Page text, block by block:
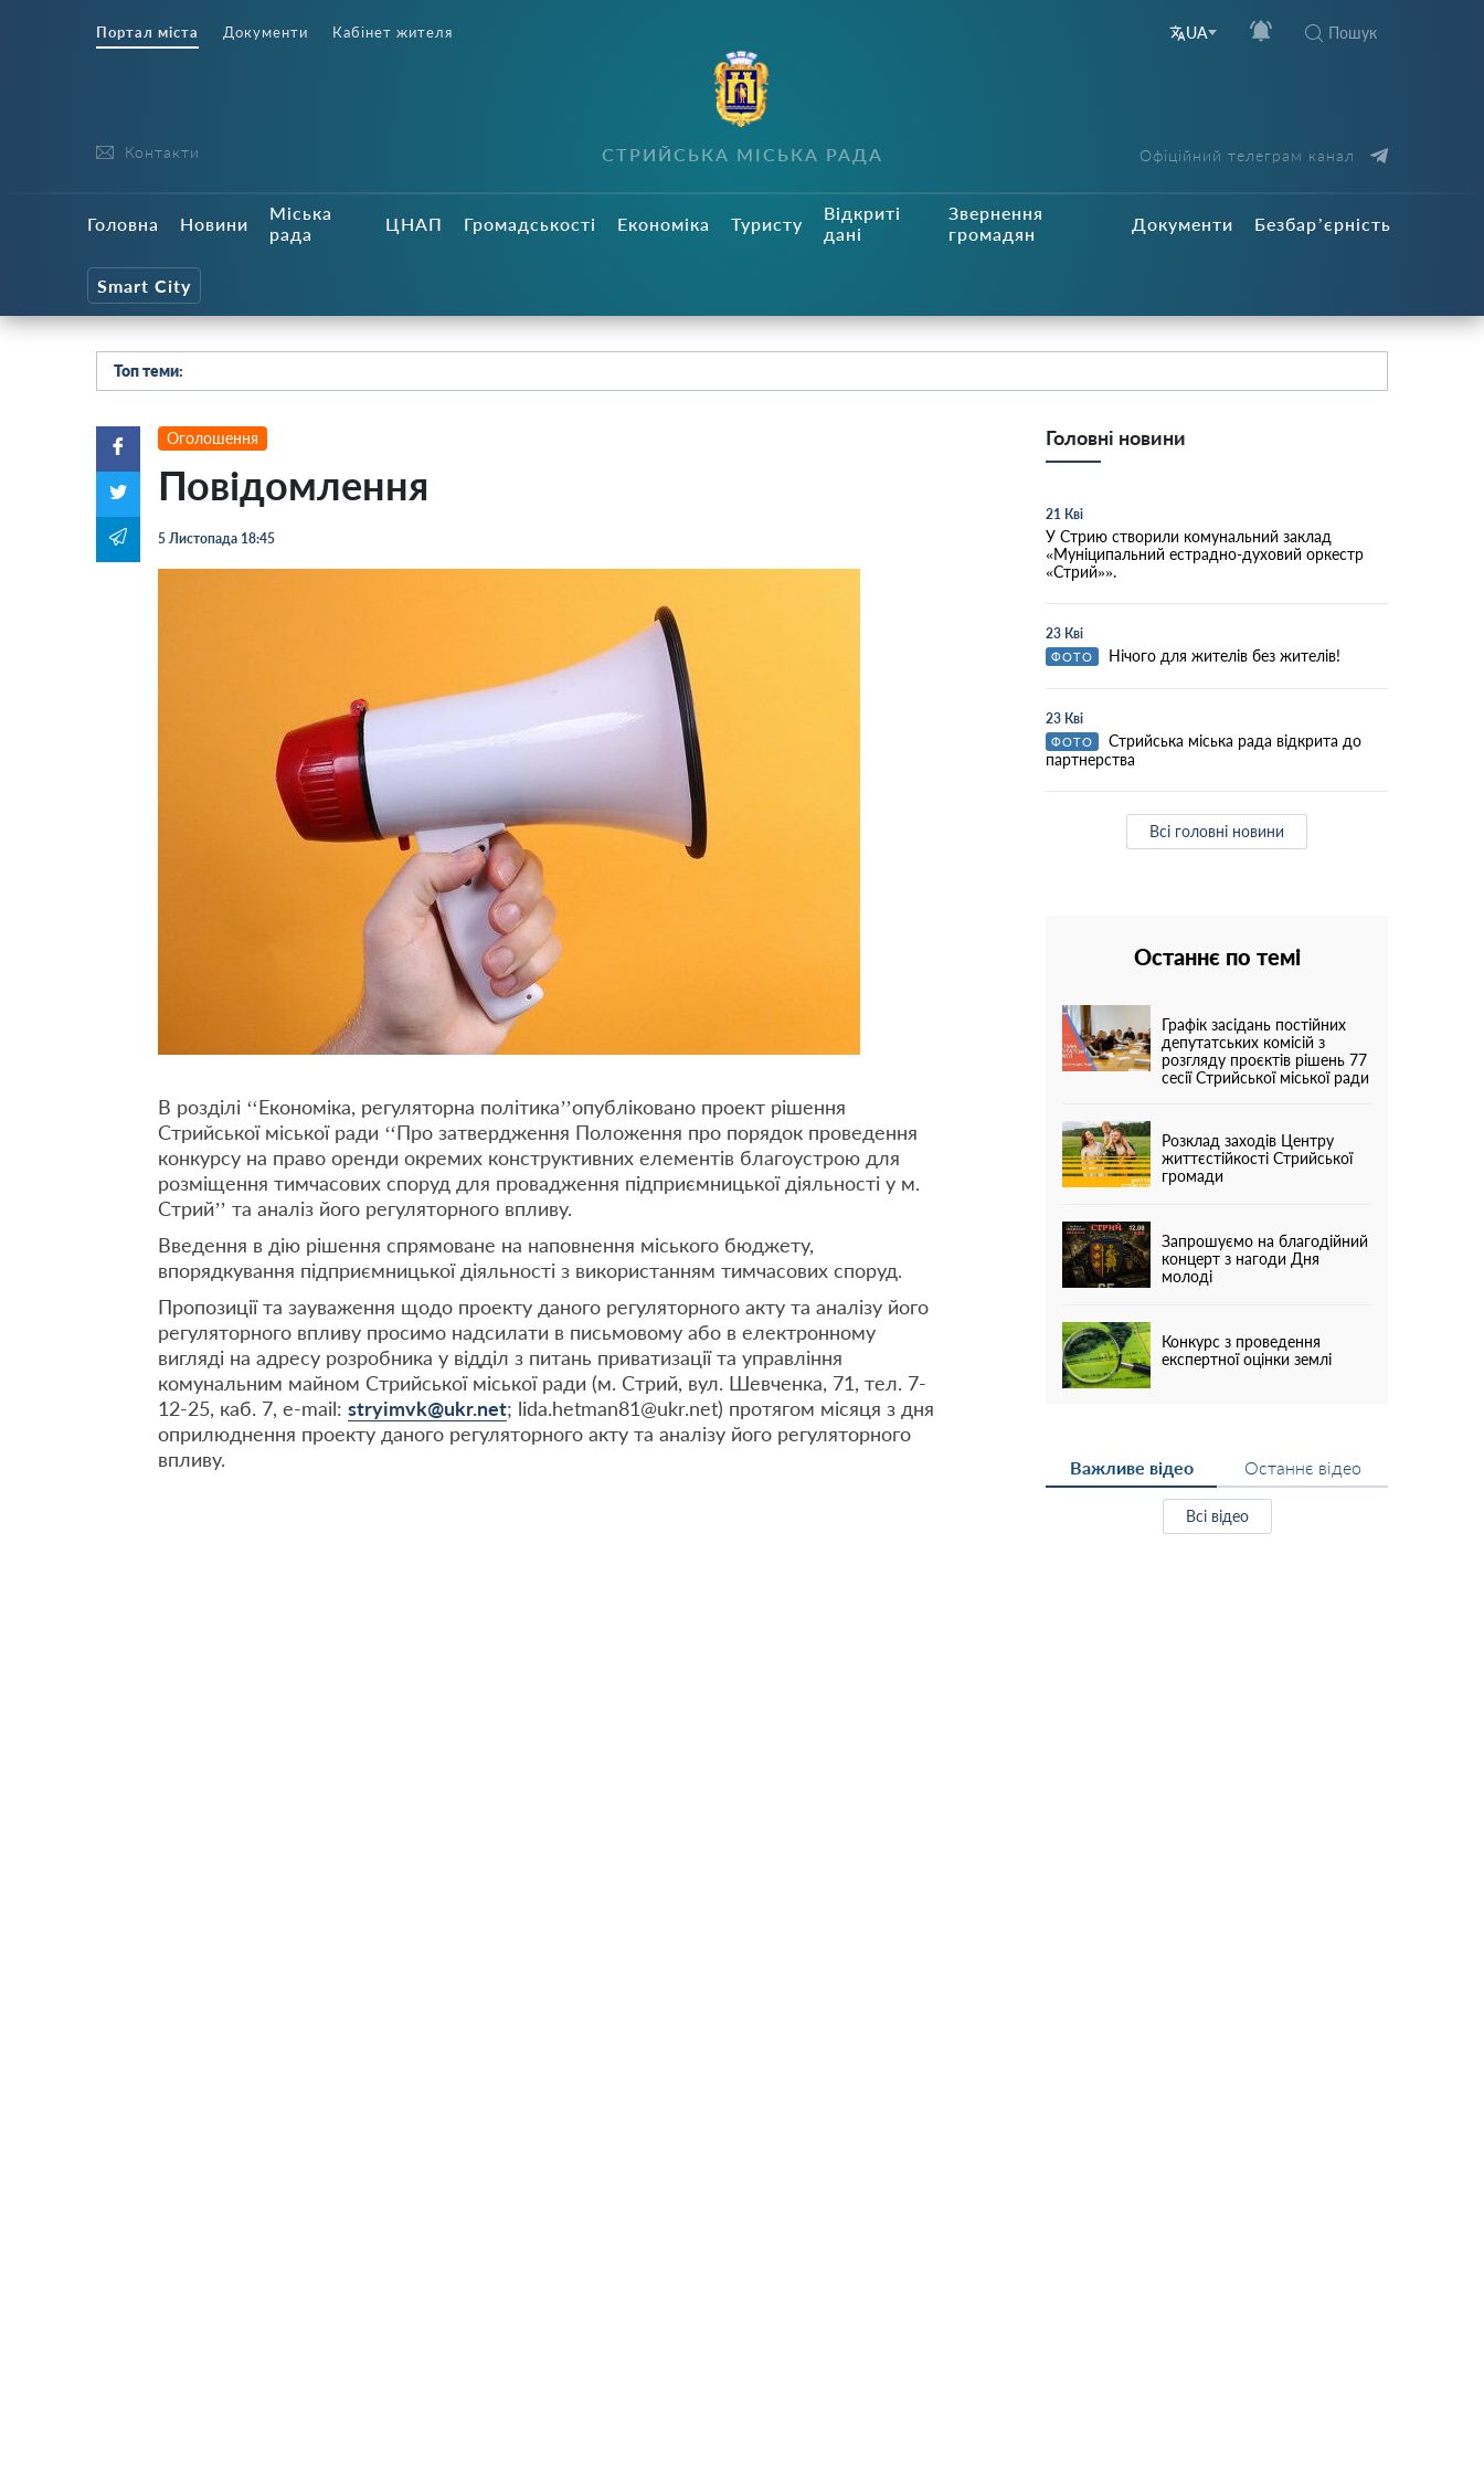
Портал міста Документи Кабінет жителя UA Пошук
Контакти СТРИЙСЬКА МІСЬКА РАДА Офіційний телеграм канал
Головна Новини
Міська
рада
ЦНАП Громадськості Економіка Туристу
Відкриті
дані
Звернення
громадян
Документи Безбар’єрність
Smart City
Топ теми:
Оголошення
Повідомлення
5 Листопада 18:45
В розділі ‘‘Економіка, регуляторна політика’’опубліковано проект рішення
Стрийської міської ради ‘‘Про затвердження Положення про порядок проведення
конкурсу на право оренди окремих конструктивних елементів благоустрою для
розміщення тимчасових споруд для провадження підприємницької діяльності у м.
Стрий’’ та аналіз його регуляторного впливу.
Введення в дію рішення спрямоване на наповнення міського бюджету,
впорядкування підприємницької діяльності з використанням тимчасових споруд.
Пропозиції та зауваження щодо проекту даного регуляторного акту та аналізу його
регуляторного впливу просимо надсилати в письмовому або в електронному
вигляді на адресу розробника у відділ з питань приватизації та управління
комунальним майном Стрийської міської ради (м. Стрий, вул. Шевченка, 71, тел. 7-
12-25, каб. 7, e-mail: stryimvk@ukr.net; lida.hetman81@ukr.net) протягом місяця з дня
оприлюднення проекту даного регуляторного акту та аналізу його регуляторного
впливу.
Головні новини
21 Кві
У Стрию створили комунальний заклад
«Муніципальний естрадно-духовий оркестр
«Стрий»».
23 Кві
ФОТО Нічого для жителів без жителів!
23 Кві
ФОТО
Стрийська міська рада відкрита до
партнерства
Всі головні новини
Останнє по темі
Графік засідань постійних
депутатських комісій з
розгляду проєктів рішень 77
сесії Стрийської міської ради
Розклад заходів Центру
життєстійкості Стрийської
громади
Запрошуємо на благодійний
концерт з нагоди Дня
молоді
Конкурс з проведення
експертної оцінки землі
Важливе відео Останнє відео
Всі відео